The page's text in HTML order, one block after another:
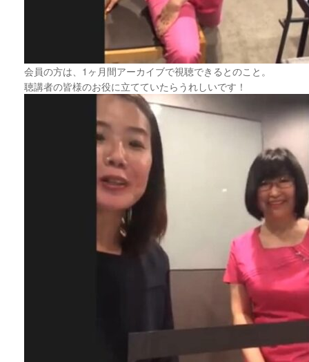
会員の方は、1ヶ月間アーカイブで視聴できるとのこと。
聴講者の皆様のお役に立てていたらうれしいです！